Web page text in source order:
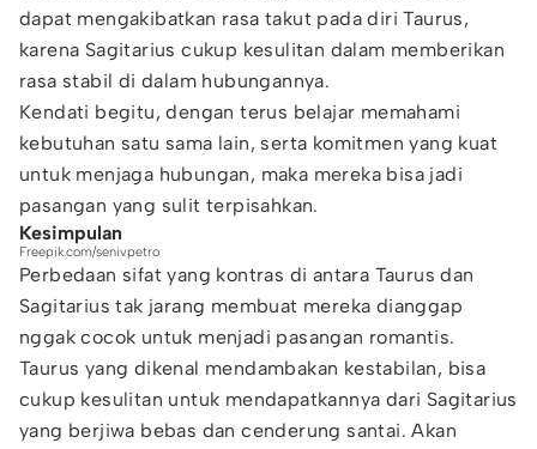
dapat mengakibatkan rasa takut pada diri Taurus,
karena Sagitarius cukup kesulitan dalam memberikan
rasa stabil di dalam hubungannya.
Kendati begitu, dengan terus belajar memahami
kebutuhan satu sama lain, serta komitmen yang kuat
untuk menjaga hubungan, maka mereka bisa jadi
pasangan yang sulit terpisahkan.
Kesimpulan
Freepik.com/senivpetro
Perbedaan sifat yang kontras di antara Taurus dan
Sagitarius tak jarang membuat mereka dianggap
nggak cocok untuk menjadi pasangan romantis.
Taurus yang dikenal mendambakan kestabilan, bisa
cukup kesulitan untuk mendapatkannya dari Sagitarius
yang berjiwa bebas dan cenderung santai. Akan